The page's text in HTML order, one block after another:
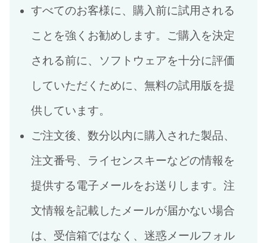
すべてのお客様に、購入前に試用される
ことを強くお勧めします。ご購入を決定
される前に、ソフトウェアを十分に評価
していただくために、無料の試用版を提
供しています。
ご注文後、数分以内に購入された製品、
注文番号、ライセンスキーなどの情報を
提供する電子メールをお送りします。注
文情報を記載したメールが届かない場合
は、受信箱ではなく、迷惑メールフォル